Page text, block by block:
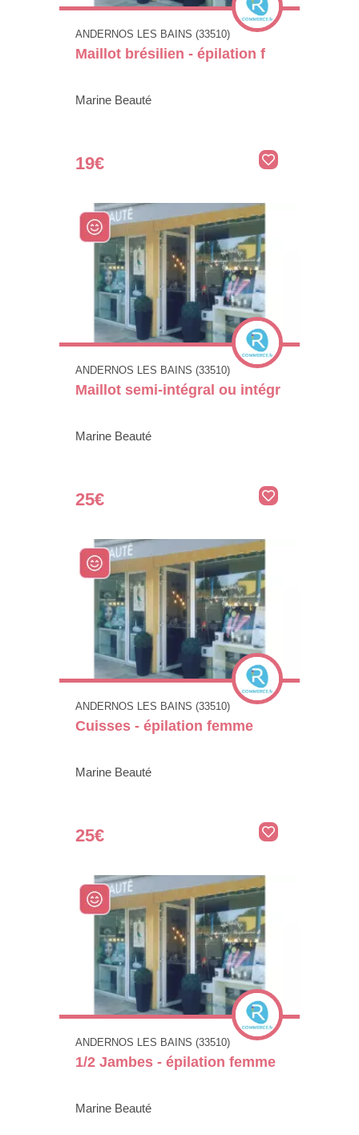
ANDERNOS LES BAINS (33510)
Maillot brésilien - épilation f
Marine Beauté
19€
ANDERNOS LES BAINS (33510)
Maillot semi-intégral ou intégr
Marine Beauté
25€
ANDERNOS LES BAINS (33510)
Cuisses - épilation femme
Marine Beauté
25€
ANDERNOS LES BAINS (33510)
1/2 Jambes - épilation femme
Marine Beauté